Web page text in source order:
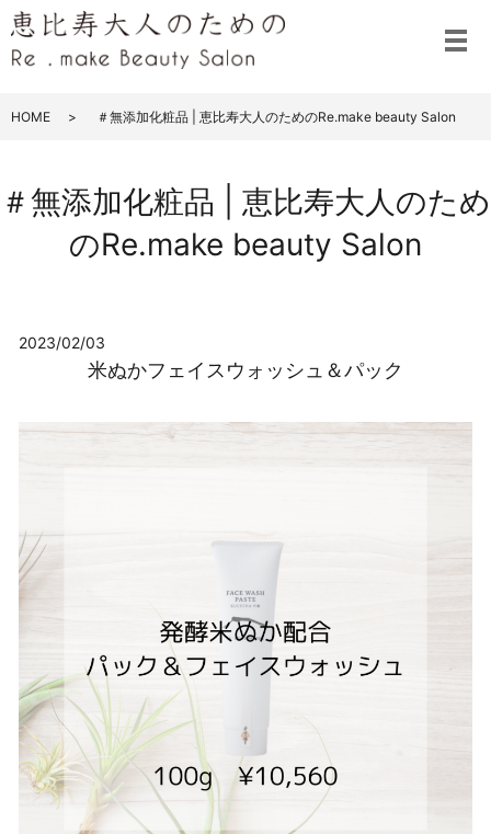
メ
HOME ＃無添加化粧品 | 恵比寿大人のためのRe.make beauty Salon
＃無添加化粧品 | 恵比寿大人のため
のRe.make beauty Salon
2023/02/03
米ぬかフェイスウォッシュ＆パック